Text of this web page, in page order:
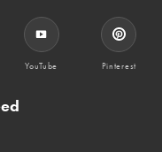
YouTube Pinterest